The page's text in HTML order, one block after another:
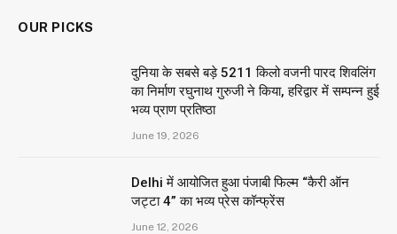
OUR PICKS
दुनिया के सबसे बड़े 5211 किलो वजनी पारद शिवलिंग
का निर्माण रघुनाथ गुरुजी ने किया, हरिद्वार में सम्पन्न हुई
भव्य प्राण प्रतिष्ठा
June 19, 2026
Delhi में आयोजित हुआ पंजाबी फिल्म “कैरी ऑन
जट्टा 4” का भव्य प्रेस कॉन्फ्रेंस
June 12, 2026